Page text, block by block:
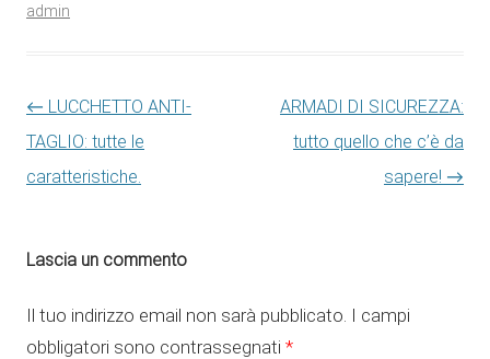
admin
Navigazione articolo
← LUCCHETTO ANTI-
TAGLIO: tutte le
caratteristiche.
ARMADI DI SICUREZZA:
tutto quello che c’è da
sapere! →
Lascia un commento
Il tuo indirizzo email non sarà pubblicato. I campi
obbligatori sono contrassegnati *